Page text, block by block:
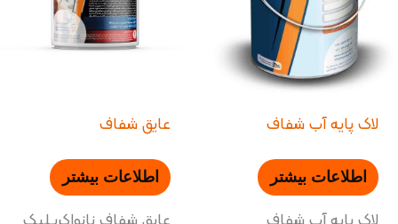
لاک پایه آب شفاف
اطلاعات بیشتر
عایق شفاف
اطلاعات بیشتر